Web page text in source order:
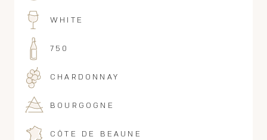
WHITE
750
CHARDONNAY
BOURGOGNE
CÔTE DE BEAUNE